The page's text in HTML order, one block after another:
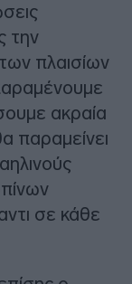
την
πλαισίων
ακραία
παραμείνει
σε κάθε